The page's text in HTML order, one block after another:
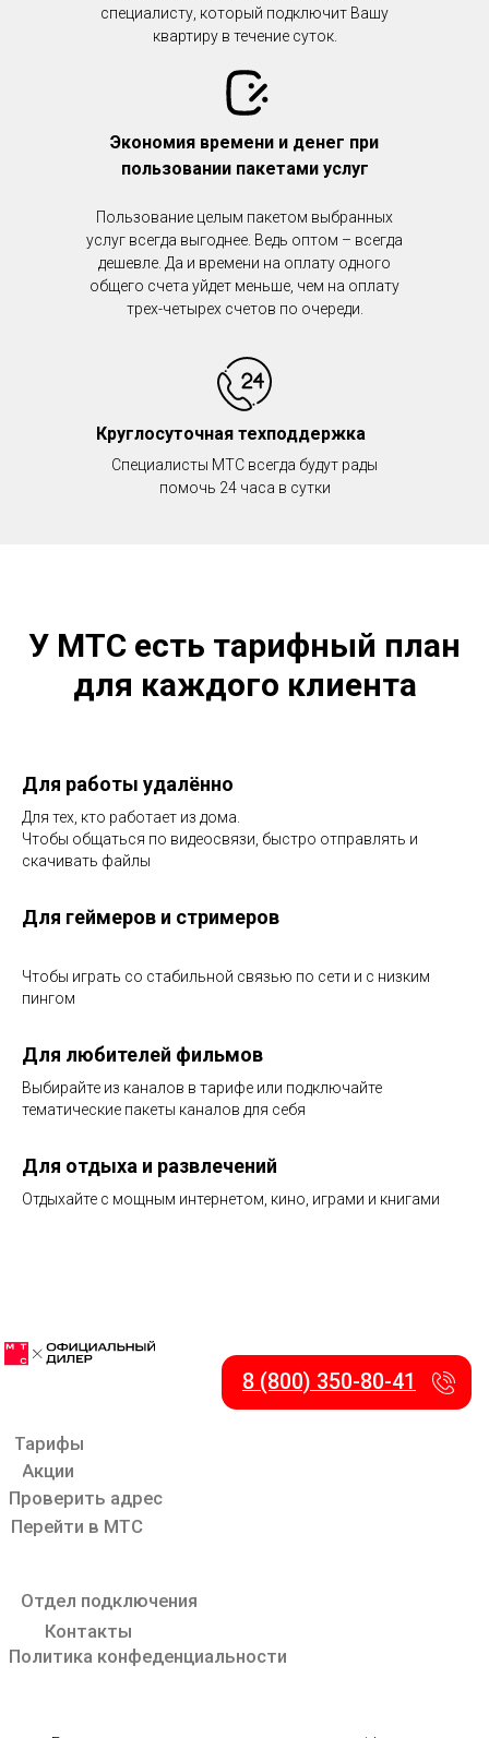
Круглосуточная техподдержка
Экономия времени и денег при
пользовании пакетами услуг
специалисту, который подключит Вашу
квартиру в течение суток.
Пользование целым пакетом выбранных
услуг всегда выгоднее. Ведь оптом – всегда
дешевле. Да и времени на оплату одного
общего счета уйдет меньше, чем на оплату
трех-четырех счетов по очереди.
Специалисты МТС всегда будут рады
помочь 24 часа в сутки
У МТС есть тарифный план
для каждого клиента
Для работы удалённо
Для тех, кто работает из дома.
Чтобы общаться по видеосвязи, быстро отправлять и
скачивать файлы
Для геймеров и стримеров
Чтобы играть со стабильной связью по сети и с низким
пингом
Для любителей фильмов
Выбирайте из каналов в тарифе или подключайте
тематические пакеты каналов для себя
Для отдыха и развлечений
Отдыхайте с мощным интернетом, кино, играми и книгами